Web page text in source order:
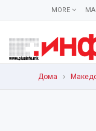
MORE
Дома